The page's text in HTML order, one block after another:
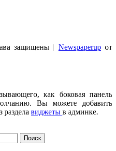
защищены | Newspaperup от
как боковая панель
Вы можете добавить
раздела виджеты в админке.